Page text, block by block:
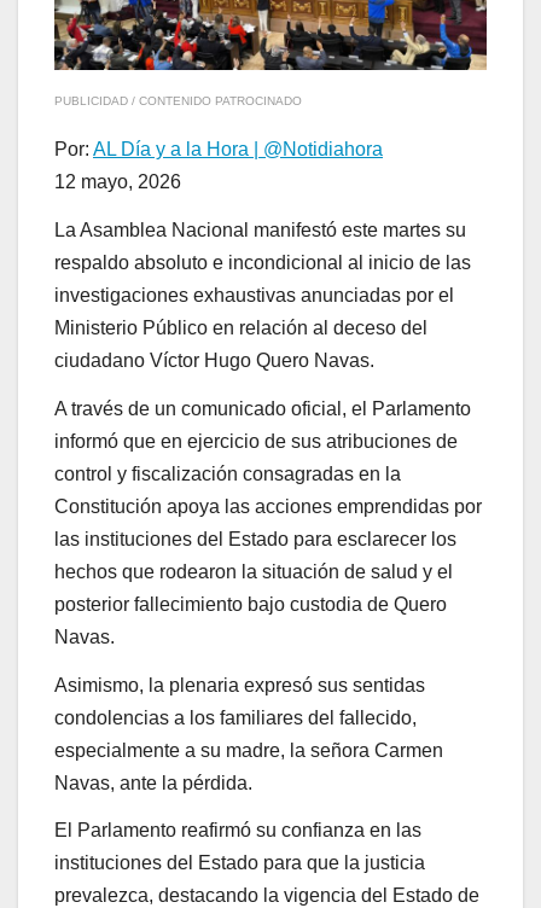
PUBLICIDAD / CONTENIDO PATROCINADO
Por: AL Día y a la Hora | @Notidiahora
12 mayo, 2026
La Asamblea Nacional manifestó este martes su
respaldo absoluto e incondicional al inicio de las
investigaciones exhaustivas anunciadas por el
Ministerio Público en relación al deceso del
ciudadano Víctor Hugo Quero Navas.
A través de un comunicado oficial, el Parlamento
informó que en ejercicio de sus atribuciones de
control y fiscalización consagradas en la
Constitución apoya las acciones emprendidas por
las instituciones del Estado para esclarecer los
hechos que rodearon la situación de salud y el
posterior fallecimiento bajo custodia de Quero
Navas.
Asimismo, la plenaria expresó sus sentidas
condolencias a los familiares del fallecido,
especialmente a su madre, la señora Carmen
Navas, ante la pérdida.
El Parlamento reafirmó su confianza en las
instituciones del Estado para que la justicia
prevalezca, destacando la vigencia del Estado de